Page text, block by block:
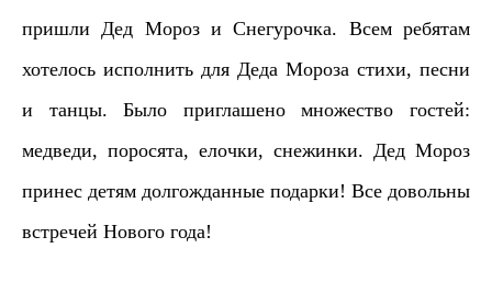
пришли Дед Мороз и Снегурочка. Всем ребятам
хотелось исполнить для Деда Мороза стихи, песни
и танцы. Было приглашено множество гостей:
медведи, поросята, елочки, снежинки. Дед Мороз
принес детям долгожданные подарки! Все довольны
встречей Нового года!